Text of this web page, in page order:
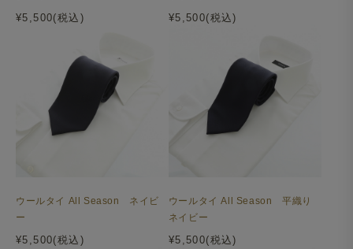
¥5,500(税込) ¥5,500(税込)
ウールタイ All Season ネイビ
ー
¥5,500(税込)
ウールタイ All Season 平織り
ネイビー
¥5,500(税込)